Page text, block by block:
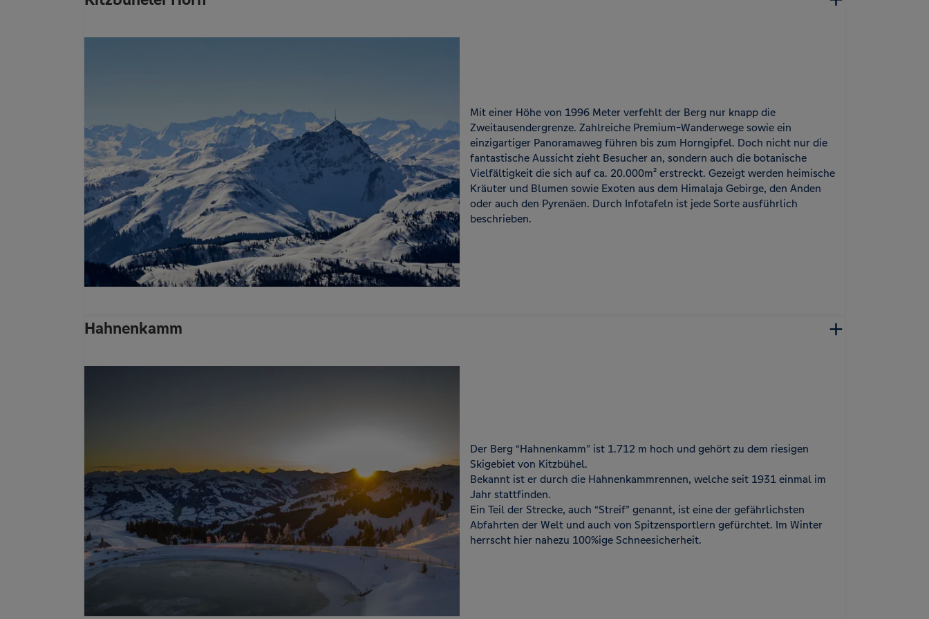
Mit einer Höhe von 1996 Meter verfehlt der Berg nur knapp die
Zweitausendergrenze. Zahlreiche Premium-Wanderwege sowie ein
einzigartiger Panoramaweg führen bis zum Horngipfel. Doch nicht nur die
fantastische Aussicht zieht Besucher an, sondern auch die botanische
Vielfältigkeit die sich auf ca. 20.000m² erstreckt. Gezeigt werden heimische
Kräuter und Blumen sowie Exoten aus dem Himalaja Gebirge, den Anden
oder auch den Pyrenäen. Durch Infotafeln ist jede Sorte ausführlich
beschrieben.
Hahnenkamm
Der Berg “Hahnenkamm” ist 1.712 m hoch und gehört zu dem riesigen
Skigebiet von Kitzbühel.
Bekannt ist er durch die Hahnenkammrennen, welche seit 1931 einmal im
Jahr stattfinden.
Ein Teil der Strecke, auch “Streif” genannt, ist eine der gefährlichsten
Abfahrten der Welt und auch von Spitzensportlern gefürchtet. Im Winter
herrscht hier nahezu 100%ige Schneesicherheit.